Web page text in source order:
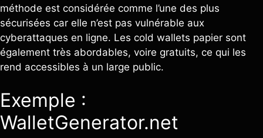
méthode est considérée comme l’une des plus
sécurisées car elle n’est pas vulnérable aux
cyberattaques en ligne. Les cold wallets papier sont
également très abordables, voire gratuits, ce qui les
rend accessibles à un large public.
Exemple :
WalletGenerator.net